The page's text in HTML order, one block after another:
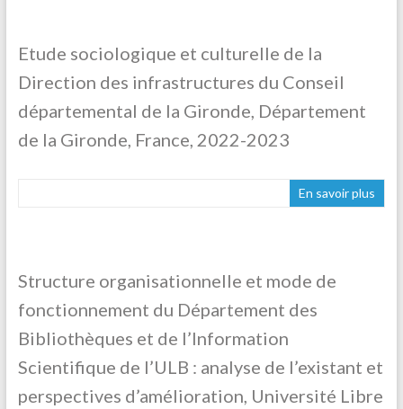
Etude sociologique et culturelle de la
Direction des infrastructures du Conseil
départemental de la Gironde, Département
de la Gironde, France, 2022-2023
En savoir plus
Structure organisationnelle et mode de
fonctionnement du Département des
Bibliothèques et de l’Information
Scientifique de l’ULB : analyse de l’existant et
perspectives d’amélioration, Université Libre